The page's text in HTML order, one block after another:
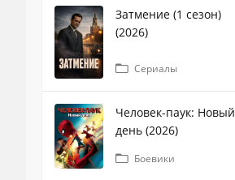
Затмение (1 сезон)
(2026)
Сериалы
Человек-паук: Новый
день (2026)
Боевики